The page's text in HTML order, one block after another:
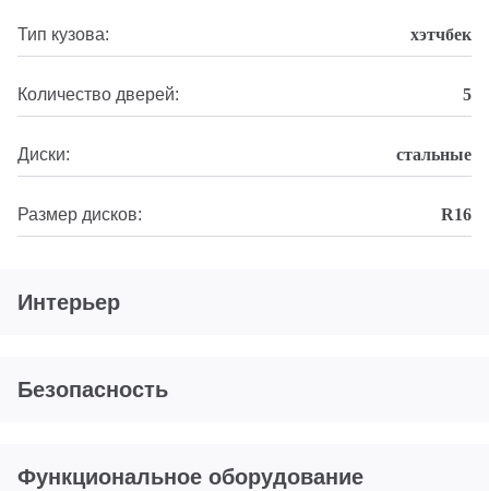
Тип кузова: хэтчбек
Количество дверей: 5
Диски: стальные
Размер дисков: R16
Интерьер
Безопасность
Функциональное оборудование